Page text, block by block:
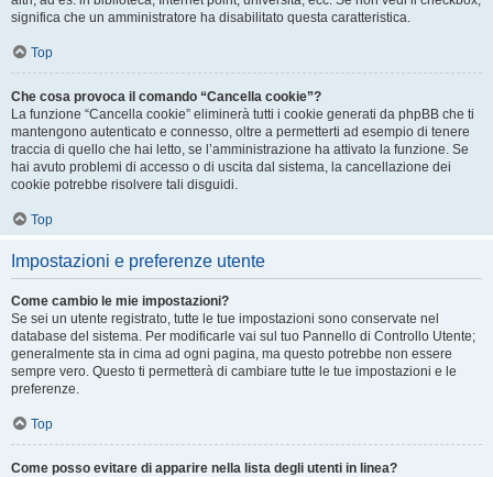
significa che un amministratore ha disabilitato questa caratteristica.
Top
Che cosa provoca il comando “Cancella cookie”?
La funzione “Cancella cookie” eliminerà tutti i cookie generati da phpBB che ti
mantengono autenticato e connesso, oltre a permetterti ad esempio di tenere
traccia di quello che hai letto, se l’amministrazione ha attivato la funzione. Se
hai avuto problemi di accesso o di uscita dal sistema, la cancellazione dei
cookie potrebbe risolvere tali disguidi.
Top
Impostazioni e preferenze utente
Come cambio le mie impostazioni?
Se sei un utente registrato, tutte le tue impostazioni sono conservate nel
database del sistema. Per modificarle vai sul tuo Pannello di Controllo Utente;
generalmente sta in cima ad ogni pagina, ma questo potrebbe non essere
sempre vero. Questo ti permetterà di cambiare tutte le tue impostazioni e le
preferenze.
Top
Come posso evitare di apparire nella lista degli utenti in linea?